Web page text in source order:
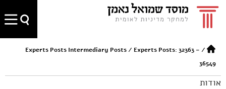
/
Experts Posts Intermediary Posts/ Experts Posts: 32363 –
36549
אודות